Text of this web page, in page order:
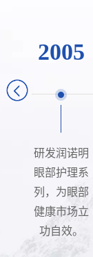
2005
研发润诺明
眼部护理系
列，为眼部
健康市场立
功自效。